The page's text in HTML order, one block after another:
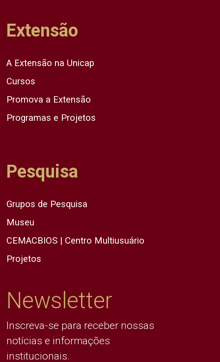
Extensão
A Extensão na Unicap
Cursos
Promova a Extensão
Programas e Projetos
Pesquisa
Grupos de Pesquisa
Museu
CEMACBIOS | Centro Multiusuário
Projetos
Newsletter
Inscreva-se para receber nossas
notícias e informações
institucionais.